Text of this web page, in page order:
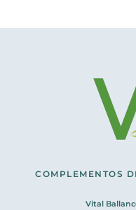
COMPLEMENTOS
Vital